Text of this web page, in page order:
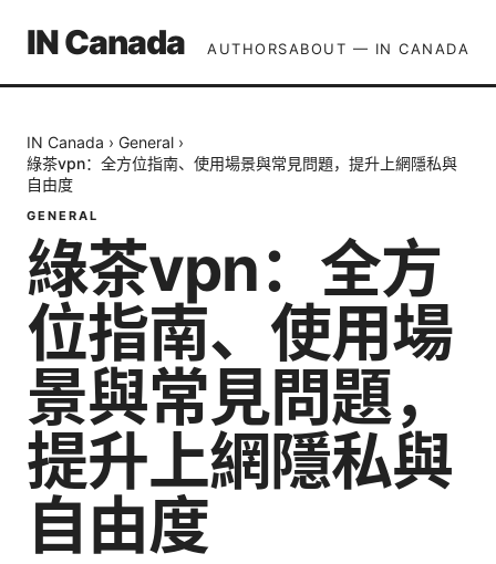
IN Canada AUTHORSABOUT — IN CANADA
IN Canada › General ›
綠茶vpn：全方位指南、使用場景與常見問題，提升上網隱私與
自由度
GENERAL
綠茶vpn：全方
位指南、使用場
景與常見問題，
提升上網隱私與
自由度